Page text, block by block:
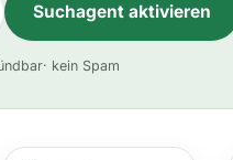
Suchagent aktivieren
· kein Spam